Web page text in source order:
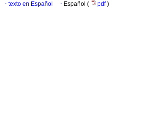
· texto en Español · Español ( pdf)